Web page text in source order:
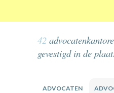
42
gevestigd in de
ADVOCATEN